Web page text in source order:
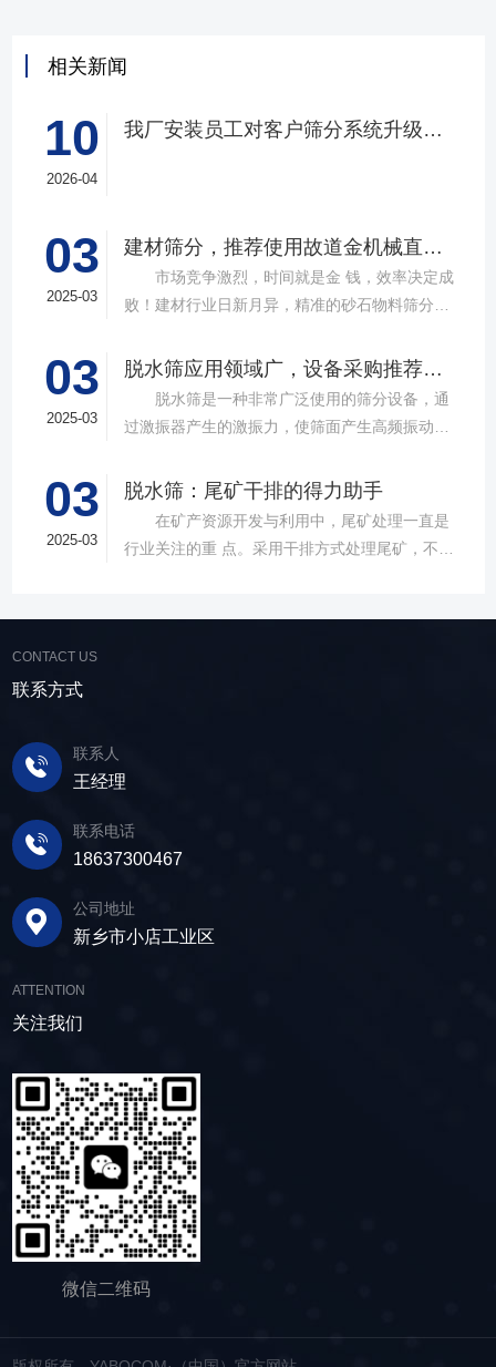
相关新闻
10
2026-04
我厂安装员工对客户筛分系统升级改造完工，客户很满意，我们也很高兴！
03
2025-03
建材筛分，推荐使用故道金机械直线筛
市场竞争激烈，时间就是金 钱，效率决定成
败！建材行业日新月异，精准的砂石物料筛分工
故道金机械，深耕振动筛分领域三十载，推出多
款高质量直线筛设备，以稳定的筛分质量，强大
的处理能力，提供建材砂石物料筛分解决方
队，产品设计时考虑机械结构、动力学特性和操
作便捷性，其生产的直线筛产品使用时，物料在
筛面快速且均匀分布，筛孔不堵塞，筛分效率
质量材料，生产环节层层把控，生产出的振动筛
定作业。另外，该直线筛设备维护保养便捷，只
需要定期检查、清洁、添加润滑油，即可保证振
领未来 追求筛分效率的同时，故道金机械也
积极响应国家环保政策，部分直线筛筛体采用全
建材物料的筛分效率，欢迎随时YABOCOM·（中
国）官方网站，故道金机械将提供高质量的产
品，竭诚为您服务！
03
2025-03
脱水筛应用领域广，设备采购推荐选择实力厂家
脱水筛是一种非常广泛使用的筛分设备，通
过激振器产生的激振力，使筛面产生高频振动，
与液体之间的分离。在多个行业中，脱水筛都发
挥着不可或缺的作用。故道金机械带大家一起了
解。 ▲故道金机械单层高频脱水振动筛
筛协助去除多余的水分，以便于尾矿的堆放或再
泥中的水分去除，使其达到后续加工的要
石料厂的水洗砂脱水处理。水洗砂在生产过程中
需要去除表面的泥土和杂质，这时候就需要用脱
水筛，通过脱水筛对物料进行处理，可以确保砂
子的质量符合建筑要求，为建筑工程提供高质量
脱水筛的重要性有了更加清晰地认识，在产品采
购时，也一定要擦亮眼睛。故道金机械深耕振动
筛分行业多年，拥有丰富的生产经验和出色的技
术实力，我们生产的脱水筛产品，品质稳定，生
产效率高，使用维护便利，能够满足不同行业，
不同客户的多样化需求，助力生产提效。
03
2025-03
脱水筛：尾矿干排的得力助手
在矿产资源开发与利用中，尾矿处理一直是
行业关注的重 点。采用干排方式处理尾矿，不仅
使筛面产生高频振动，含水物料进入振动筛后，
体之间的分离。 脱水筛筛板采用模块式设
计，无需螺栓即可安装，维护更换便捷，仅需要
的时间。其筛网具备自清洁功能，可轻松清除粘
附在筛网上的物料，预防筛料堵网。此外，脱水
要求，支持24小时不间断的连续干排作业，提升
生产线脱水效率。 ▲脱水振动筛 脱水筛
适用于金属矿山、非金属矿山以及煤矿等领域的
尾矿处理。通过脱水筛的处理，尾矿的含水量大
大降低，干排效果好，为矿山企业带来了显著的
经济效益和社会效益。脱水筛同样适用于电力、
制糖、制盐、污水厂等领域，助力对细颗粒物料
CONTACT US
联系方式
联系人
王经理
联系电话
18637300467
公司地址
新乡市小店工业区
ATTENTION
关注我们
微信二维码